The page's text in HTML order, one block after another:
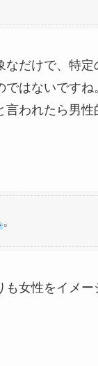
なだけで、特定
はないですね
言われたら男性
。
も女性をイメー